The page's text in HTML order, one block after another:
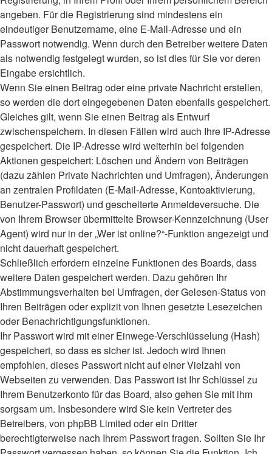
angeben. Für die Registrierung sind mindestens ein
eindeutiger Benutzername, eine E-Mail-Adresse und ein
Passwort notwendig. Wenn durch den Betreiber weitere Daten
als notwendig festgelegt wurden, so ist dies für Sie vor deren
Eingabe ersichtlich.
Wenn Sie einen Beitrag oder eine private Nachricht erstellen,
so werden die dort eingegebenen Daten ebenfalls gespeichert.
Gleiches gilt, wenn Sie einen Beitrag als Entwurf
zwischenspeichern. In diesen Fällen wird auch Ihre IP-Adresse
gespeichert. Die IP-Adresse wird weiterhin bei folgenden
Aktionen gespeichert: Löschen und Ändern von Beiträgen
(dazu zählen Private Nachrichten und Umfragen), Änderungen
an zentralen Profildaten (E-Mail-Adresse, Kontoaktivierung,
Benutzer-Passwort) und gescheiterte Anmeldeversuche. Die
von Ihrem Browser übermittelte Browser-Kennzeichnung (User
Agent) wird nur in der „Wer ist online?“-Funktion angezeigt und
nicht dauerhaft gespeichert.
Schließlich erfordern einzelne Funktionen des Boards, dass
weitere Daten gespeichert werden. Dazu gehören Ihr
Abstimmungsverhalten bei Umfragen, der Gelesen-Status von
Ihren Beiträgen oder explizit von Ihnen gesetzte Lesezeichen
oder Benachrichtigungsfunktionen.
Ihr Passwort wird mit einer Einwege-Verschlüsselung (Hash)
gespeichert, so dass es sicher ist. Jedoch wird Ihnen
empfohlen, dieses Passwort nicht auf einer Vielzahl von
Webseiten zu verwenden. Das Passwort ist Ihr Schlüssel zu
Ihrem Benutzerkonto für das Board, also gehen Sie mit ihm
sorgsam um. Insbesondere wird Sie kein Vertreter des
Betreibers, von phpBB Limited oder ein Dritter
berechtigterweise nach Ihrem Passwort fragen. Sollten Sie Ihr